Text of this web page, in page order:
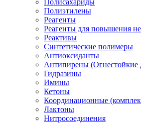
Полисахариды
Полиэтилены
Реагенты
Реагенты для повышения
Реактивы
Синтетические полимеры
Антиоксиданты
Антипирены (Огнестойкие
Гидразины
Имины
Кетоны
Координационные
Лактоны
Нитросоединения